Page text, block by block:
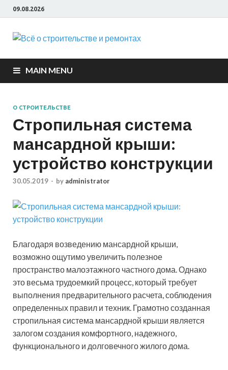
09.08.2026
Всё о
MAIN MENU
О СТРОИТЕЛЬСТВЕ
Стропильная система
мансардной крыши:
устройство конструкции
30.05.2019 - by administrator
Благодаря возведению мансардной крыши,
возможно ощутимо увеличить полезное
пространство малоэтажного частного дома. Однако
это весьма трудоемкий процесс, который требует
выполнения предварительного расчета, соблюдения
определенных правил и техник. Грамотно созданная
стропильная система мансардной крыши является
залогом создания комфортного, надежного,
функционального и долговечного жилого дома.